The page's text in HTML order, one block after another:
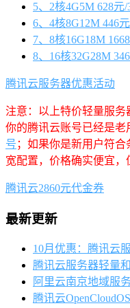
5、2核4G5M 628元
6、4核8G12M 446
7、8核16G18M
8、16核32G28M
腾讯云服务器优惠活动
注意：以上特价轻量服务
你的腾讯云账号已经是老
号 ；如果你是新用户符
宽配置，价格确实便宜，
腾讯云2860元代金券
最新更新
10月优惠：腾讯云
腾讯云服务器轻量
阿里云南京地域服
腾讯云